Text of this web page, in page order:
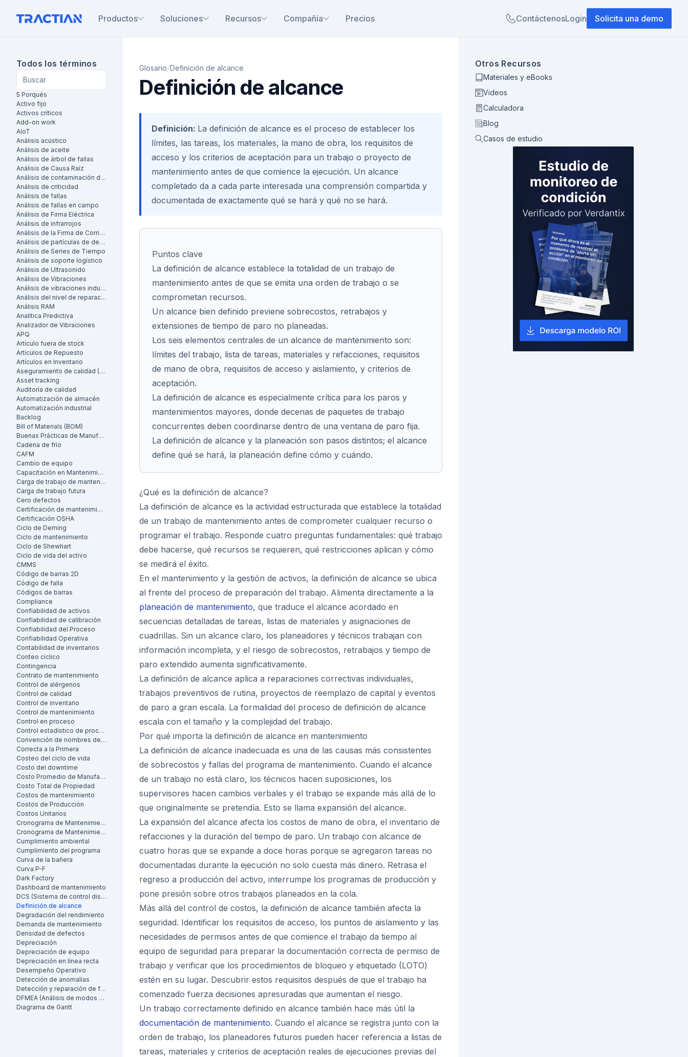
Productos Soluciones Recursos Compañía Precios ContáctenosLogin Solicita una demo
Todos los términos
5 Porqués
Activo fijo
Activos críticos
Add-on work
AIoT
Análisis acústico
Análisis de aceite
Análisis de árbol de fallas
Análisis de Causa Raíz
Análisis de contaminación de aceite
Análisis de criticidad
Análisis de fallas
Análisis de fallas en campo
Análisis de Firma Eléctrica
Análisis de infrarrojos
Análisis de la Firma de Corriente del Motor (MCSA)
Análisis de partículas de desgaste
Análisis de Series de Tiempo
Análisis de soporte logístico
Análisis de Ultrasonido
Análisis de Vibraciones
Análisis de vibraciones industrial
Análisis del nivel de reparación
Análisis RAM
Analítica Predictiva
Analizador de Vibraciones
APQ
Artículo fuera de stock
Artículos de Repuesto
Artículos en Inventario
Aseguramiento de calidad (AC)
Asset tracking
Auditoría de calidad
Automatización de almacén
Automatización industrial
Backlog
Bill of Materials (BOM)
Buenas Prácticas de Manufactura (BPM)
Cadena de frío
CAFM
Cambio de equipo
Capacitación en Mantenimiento
Carga de trabajo de mantenimiento
Carga de trabajo futura
Cero defectos
Certificación de mantenimiento
Certificación OSHA
Ciclo de Deming
Ciclo de mantenimiento
Ciclo de Shewhart
Ciclo de vida del activo
CMMS
Código de barras 2D
Código de falla
Códigos de barras
Compliance
Confiabilidad de activos
Confiabilidad de calibración
Confiabilidad del Proceso
Confiabilidad Operativa
Contabilidad de inventarios
Conteo cíclico
Contingencia
Contrato de mantenimiento
Control de alérgenos
Control de calidad
Control de inventario
Control de mantenimiento
Control en proceso
Control estadístico de procesos
Convención de nombres de activos
Correcta a la Primera
Costeo del ciclo de vida
Costo del downtime
Costo Promedio de Manufactura por Unidad
Costo Total de Propiedad
Costos de mantenimiento
Costos de Producción
Costos Unitarios
Cronograma de Mantenimiento
Cronograma de Mantenimiento
Cumplimiento ambiental
Cumplimiento del programa
Curva de la bañera
Curva P-F
Dark Factory
Dashboard de mantenimiento
DCS (Sistema de control distribuido)
Definición de alcance
Degradación del rendimiento
Demanda de mantenimiento
Densidad de defectos
Depreciación
Depreciación de equipo
Depreciación en línea recta
Desempeño Operativo
Detección de anomalías
Detección y reparación de fugas (LDAR)
DFMEA (Análisis de modos de falla y efectos de diseño)
Diagrama de Gantt
Glosario/Definición de alcance
Definición de alcance
Definición: La definición de alcance es el proceso de establecer los
límites, las tareas, los materiales, la mano de obra, los requisitos de
acceso y los criterios de aceptación para un trabajo o proyecto de
mantenimiento antes de que comience la ejecución. Un alcance
completado da a cada parte interesada una comprensión compartida y
documentada de exactamente qué se hará y qué no se hará.
Puntos clave
La definición de alcance establece la totalidad de un trabajo de
mantenimiento antes de que se emita una orden de trabajo o se
comprometan recursos.
Un alcance bien definido previene sobrecostos, retrabajos y
extensiones de tiempo de paro no planeadas.
Los seis elementos centrales de un alcance de mantenimiento son:
límites del trabajo, lista de tareas, materiales y refacciones, requisitos
de mano de obra, requisitos de acceso y aislamiento, y criterios de
aceptación.
La definición de alcance es especialmente crítica para los paros y
mantenimientos mayores, donde decenas de paquetes de trabajo
concurrentes deben coordinarse dentro de una ventana de paro fija.
La definición de alcance y la planeación son pasos distintos; el alcance
define qué se hará, la planeación define cómo y cuándo.
¿Qué es la definición de alcance?
La definición de alcance es la actividad estructurada que establece la totalidad
de un trabajo de mantenimiento antes de comprometer cualquier recurso o
programar el trabajo. Responde cuatro preguntas fundamentales: qué trabajo
debe hacerse, qué recursos se requieren, qué restricciones aplican y cómo
se medirá el éxito.
En el mantenimiento y la gestión de activos, la definición de alcance se ubica
al frente del proceso de preparación del trabajo. Alimenta directamente a la
planeación de mantenimiento, que traduce el alcance acordado en
secuencias detalladas de tareas, listas de materiales y asignaciones de
cuadrillas. Sin un alcance claro, los planeadores y técnicos trabajan con
información incompleta, y el riesgo de sobrecostos, retrabajos y tiempo de
paro extendido aumenta significativamente.
La definición de alcance aplica a reparaciones correctivas individuales,
trabajos preventivos de rutina, proyectos de reemplazo de capital y eventos
de paro a gran escala. La formalidad del proceso de definición de alcance
escala con el tamaño y la complejidad del trabajo.
Por qué importa la definición de alcance en mantenimiento
La definición de alcance inadecuada es una de las causas más consistentes
de sobrecostos y fallas del programa de mantenimiento. Cuando el alcance
de un trabajo no está claro, los técnicos hacen suposiciones, los
supervisores hacen cambios verbales y el trabajo se expande más allá de lo
que originalmente se pretendía. Esto se llama expansión del alcance.
La expansión del alcance afecta los costos de mano de obra, el inventario de
refacciones y la duración del tiempo de paro. Un trabajo con alcance de
cuatro horas que se expande a doce horas porque se agregaron tareas no
documentadas durante la ejecución no solo cuesta más dinero. Retrasa el
regreso a producción del activo, interrumpe los programas de producción y
pone presión sobre otros trabajos planeados en la cola.
Más allá del control de costos, la definición de alcance también afecta la
seguridad. Identificar los requisitos de acceso, los puntos de aislamiento y las
necesidades de permisos antes de que comience el trabajo da tiempo al
equipo de seguridad para preparar la documentación correcta de permiso de
trabajo y verificar que los procedimientos de bloqueo y etiquetado (LOTO)
estén en su lugar. Descubrir estos requisitos después de que el trabajo ha
comenzado fuerza decisiones apresuradas que aumentan el riesgo.
Un trabajo correctamente definido en alcance también hace más útil la
documentación de mantenimiento. Cuando el alcance se registra junto con la
orden de trabajo, los planeadores futuros pueden hacer referencia a listas de
tareas, materiales y criterios de aceptación reales de ejecuciones previas del
Otros Recursos
Materiales y eBooks
Videos
Calculadora
Blog
Casos de estudio